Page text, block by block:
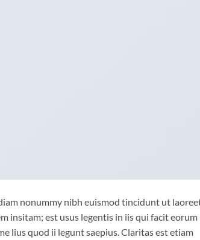
nonummy nibh euismod tincidunt ut
insitam; est usus legentis in iis qui facit eorum
lius quod ii legunt saepius. Claritas est etiam